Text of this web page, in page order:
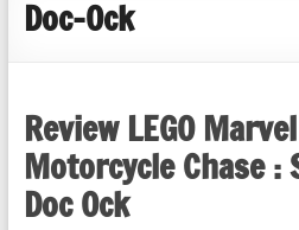
reviews
Doc-Ock
Review LEGO
Motorcycle Chase :
Doc Ock